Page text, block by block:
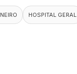
HOSPITAL GERAL